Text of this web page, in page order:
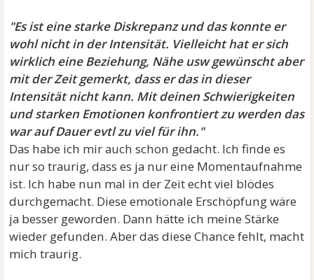
"Es ist eine starke Diskrepanz und das konnte er
wohl nicht in der Intensität. Vielleicht hat er sich
wirklich eine Beziehung, Nähe usw gewünscht aber
mit der Zeit gemerkt, dass er das in dieser
Intensität nicht kann. Mit deinen Schwierigkeiten
und starken Emotionen konfrontiert zu werden das
war auf Dauer evtl zu viel für ihn."
Das habe ich mir auch schon gedacht. Ich finde es
nur so traurig, dass es ja nur eine Momentaufnahme
ist. Ich habe nun mal in der Zeit echt viel blödes
durchgemacht. Diese emotionale Erschöpfung wäre
ja besser geworden. Dann hätte ich meine Stärke
wieder gefunden. Aber das diese Chance fehlt, macht
mich traurig.